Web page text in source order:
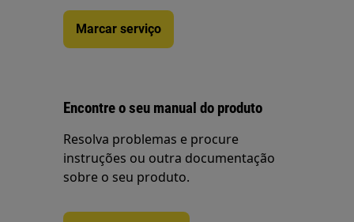
Marcar serviço
Encontre o seu manual do produto
Resolva problemas e procure
instruções ou outra documentação
sobre o seu produto.